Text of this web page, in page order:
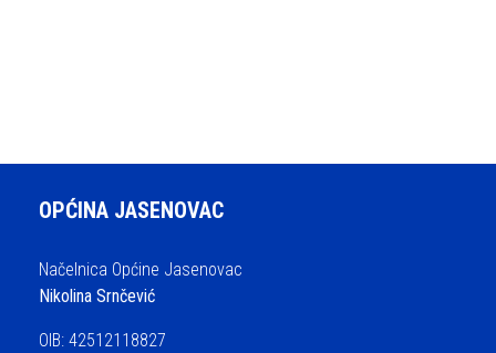
OPĆINA JASENOVAC
Načelnica Općine Jasenovac
Nikolina Srnčević
OIB: 42512118827